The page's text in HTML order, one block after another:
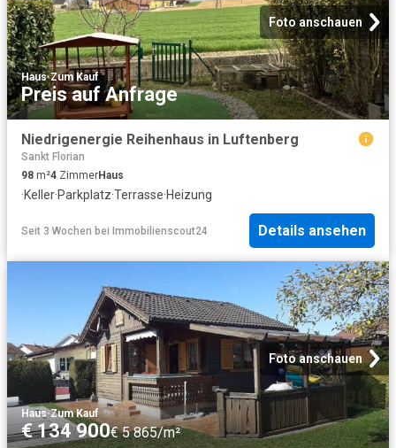
Foto anschauen
Haus·Zum Kauf
Preis auf Anfrage
Niedrigenergie Reihenhaus in Luftenberg
Sankt Florian
98 m²4 ZimmerHaus
·Keller·Parkplatz·Terrasse·Heizung
Seit 3 Wochen bei Immobilienscout24 Details ansehen
Foto anschauen
Haus·Zum Kauf
€ 134 900€ 5 865/m²